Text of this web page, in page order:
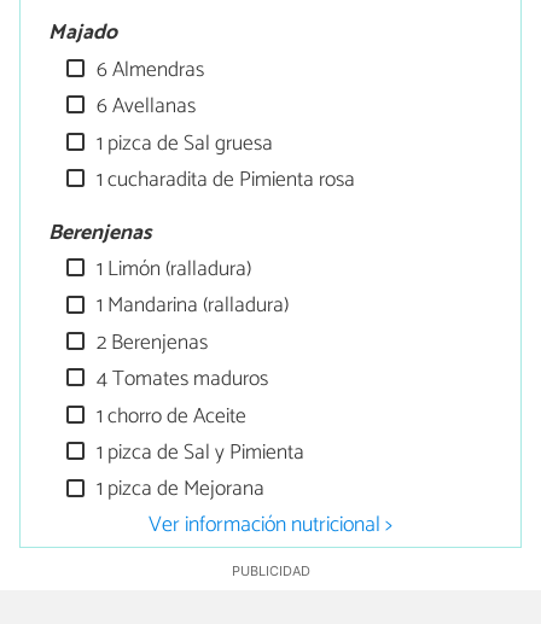
Majado
6 Almendras
6 Avellanas
1 pizca de Sal gruesa
1 cucharadita de Pimienta rosa
Berenjenas
1 Limón (ralladura)
1 Mandarina (ralladura)
2 Berenjenas
4 Tomates maduros
1 chorro de Aceite
1 pizca de Sal y Pimienta
1 pizca de Mejorana
Ver información nutricional >